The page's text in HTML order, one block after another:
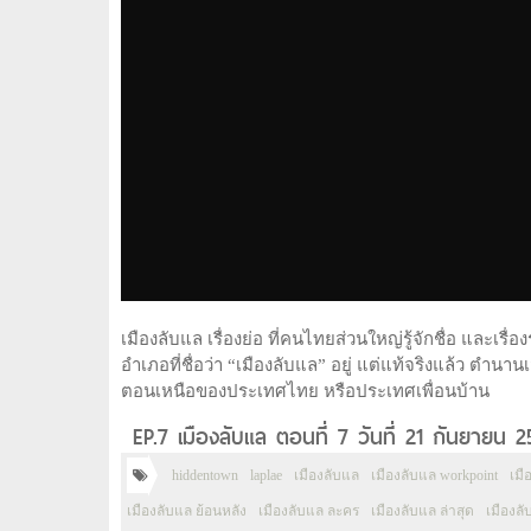
เมืองลับแล เรื่องย่อ ที่คนไทยส่วนใหญ่รู้จักชื่อ และเรื่
อำเภอที่ชื่อว่า “เมืองลับแล” อยู่ แต่แท้จริงแล้ว ตำน
ตอนเหนือของประเทศไทย หรือประเทศเพื่อนบ้าน
EP.7 เมืองลับแล ตอนที่ 7 วันที่ 21 กันยายน
hiddentown laplae เมืองลับแล เมืองลับแล workpoint เมื
เมืองลับแล ย้อนหลัง เมืองลับแล ละคร เมืองลับแล ล่าสุด เมืองลั